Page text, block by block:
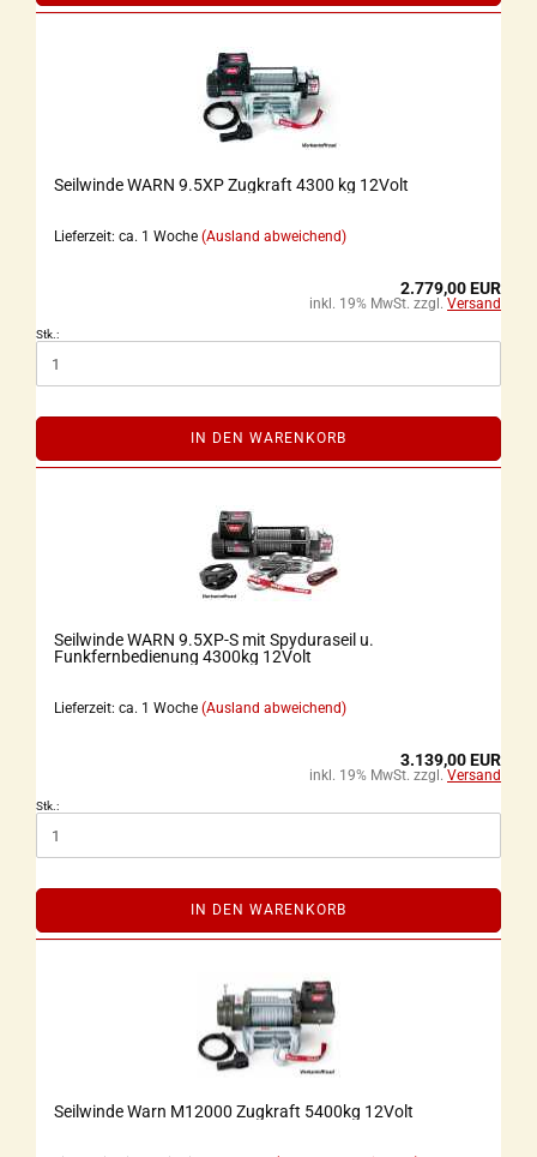
Seilwinde WARN 9.5XP Zugkraft 4300 kg 12Volt
Lieferzeit: ca. 1 Woche (Ausland abweichend)
2.779,00 EUR
inkl. 19% MwSt. zzgl. Versand
Stk.:
IN DEN WARENKORB
Seilwinde WARN 9.5XP-S mit Spyduraseil u.
Funkfernbedienung 4300kg 12Volt
Lieferzeit: ca. 1 Woche (Ausland abweichend)
3.139,00 EUR
inkl. 19% MwSt. zzgl. Versand
Stk.:
IN DEN WARENKORB
Seilwinde Warn M12000 Zugkraft 5400kg 12Volt